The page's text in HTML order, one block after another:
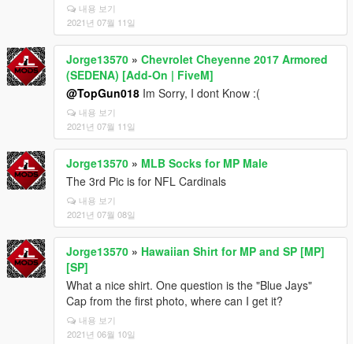
내용 보기
2021년 07월 11일
Jorge13570 » Chevrolet Cheyenne 2017 Armored
(SEDENA) [Add-On | FiveM]
@TopGun018 Im Sorry, I dont Know :(
내용 보기
2021년 07월 11일
Jorge13570 » MLB Socks for MP Male
The 3rd Pic is for NFL Cardinals
내용 보기
2021년 07월 08일
Jorge13570 » Hawaiian Shirt for MP and SP [MP]
[SP]
What a nice shirt. One question is the "Blue Jays"
Cap from the first photo, where can I get it?
내용 보기
2021년 06월 10일